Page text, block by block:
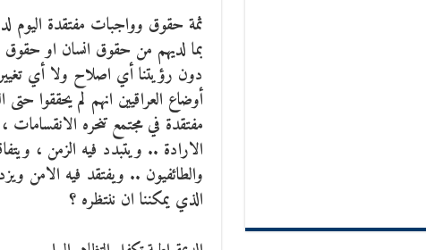
ثمة حقوق وواجبات مفتقدة اليوم
بما لديهم من حقوق انسان او
دون رؤيتنا أي اصلاح ولا أي
أوضاع العراقيين انهم لم يحققوا
مفتقدة في مجتمع تنحره
الارادة .. ويتبدد فيه الزمن ،
والطائفيون .. ويفتقد فيه الامن
الذي يمكننا ان ننتظره ؟